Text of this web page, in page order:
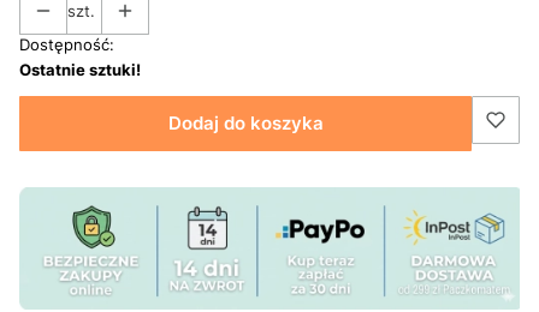
szt.
Dostępność:
Ostatnie sztuki!
Dodaj do koszyka